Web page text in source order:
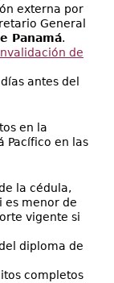
externa por
General
Panamá.
de
antes del
en la
Pacífico en las
la cédula,
es menor de
vigente si
diploma de
completos